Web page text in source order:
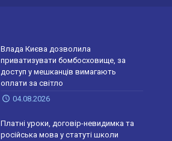
Влада Києва дозволила
приватизувати бомбосховище, за
доступ у мешканців вимагають
оплати за світло
04.08.2026
Платні уроки, договір-невидимка та
російська мова у статуті школи